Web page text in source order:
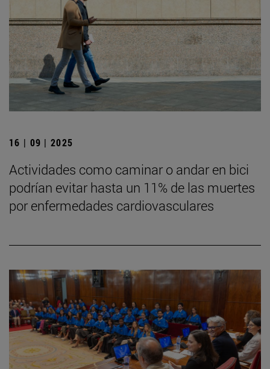
16 | 09 | 2025
Actividades como caminar o andar en bici
podrían evitar hasta un 11% de las muertes
por enfermedades cardiovasculares